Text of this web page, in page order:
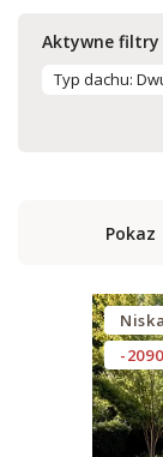
Aktywne filtry
Typ dachu:
Pokaz
-